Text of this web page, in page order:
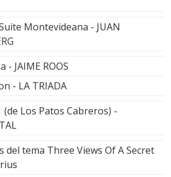
Montevideana - JUAN
- JAIME ROOS
- LA TRIADA
(de Los Patos Cabreros) -
del tema Three Views Of A Secret